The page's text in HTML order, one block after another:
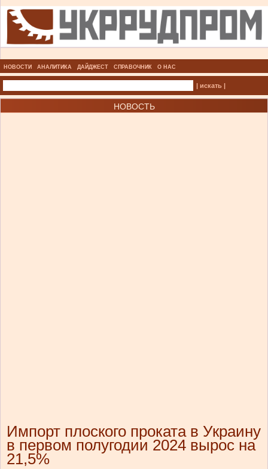
НОВОСТИ АНАЛИТИКА ДАЙДЖЕСТ СПРАВОЧНИК О НАС
| искать |
НОВОСТЬ
Импорт плоского проката в Украину
в первом полугодии 2024 вырос на
21,5%